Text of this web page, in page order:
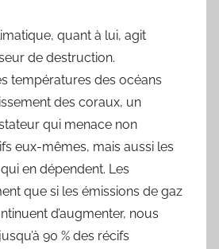
quant à lui, agit
de destruction.
températures des océans
des coraux, un
qui menace non
eux-mêmes, mais aussi les
en dépendent. Les
que si les émissions de gaz
d’augmenter, nous
90 % des récifs